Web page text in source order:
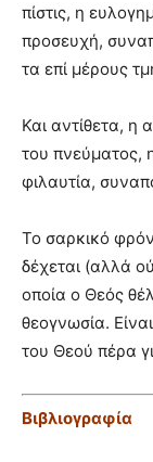
πίστις, η
προσευχή,
τα επί μέρους
Και αντίθετα, η
του πνεύματος,
φιλαυτία,
Το σαρκικό
δέχεται (αλλά
οποία ο Θεός
θεογνωσία.
του Θεού πέρα
Βιβλιογραφία